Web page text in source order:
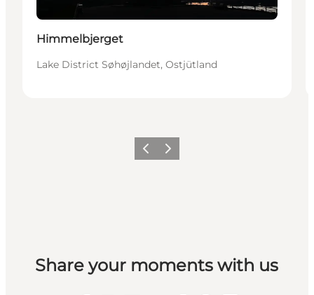
Himmelbjerget
Lake District Søhøjlandet, Ostjütland
ZurückWeiter
Share your moments with us